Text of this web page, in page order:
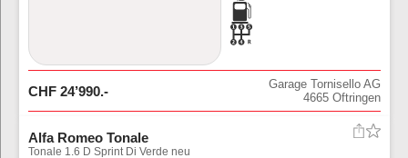
CHF 24’990.-
Garage Tornisello AG
4665 Oftringen
Alfa Romeo Tonale
Tonale 1.6 D Sprint Di Verde neu